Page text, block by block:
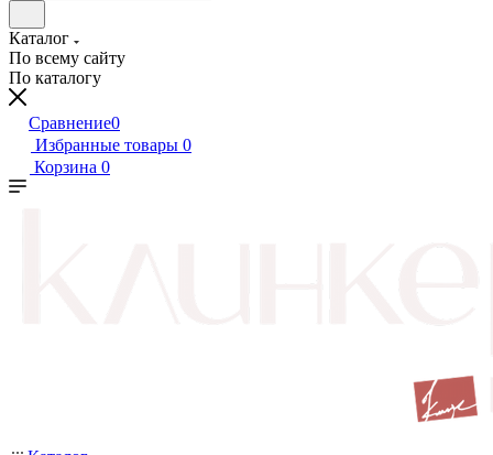
Каталог
По всему сайту
По каталогу
Сравнение0
Избранные товары 0
Корзина 0